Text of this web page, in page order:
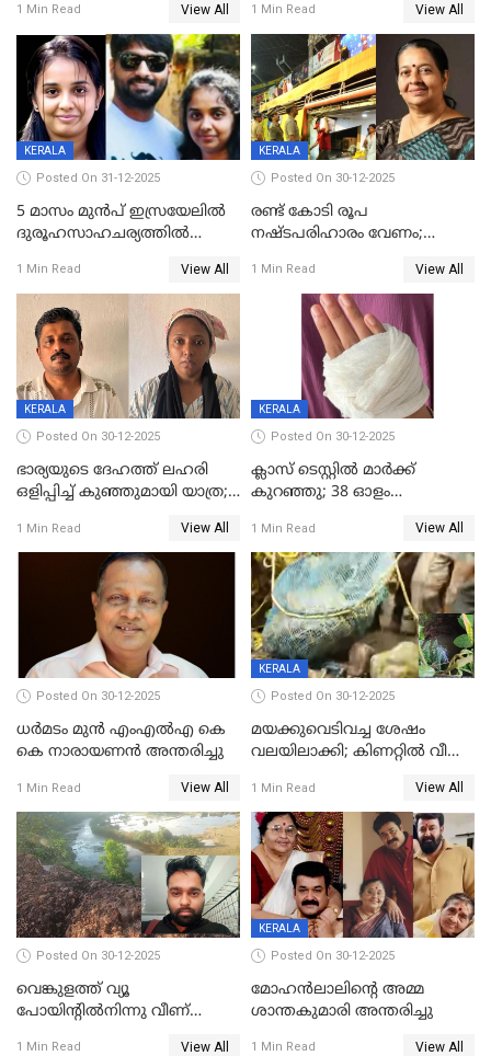
കിടപ്പുമുറിയില്‍ തൂങ്ങി മരിച്ച
നിലയിൽ
1 Min Read View All
ലോറി സ്കൂട്ടറിൽ ഇടിച്ചു :
യുവതിക്ക് ദാരുണാന്ത്യം
1 Min Read View All
KERALA
Posted On 31-12-2025
5 മാസം മുൻപ് ഇസ്രയേലിൽ
ദുരൂഹസാഹചര്യത്തിൽ
മലയാളി യുവാവിന്റെ ഭാര്യയും
മരിച്ചു
1 Min Read View All
KERALA
Posted On 30-12-2025
രണ്ട് കോടി രൂപ
നഷ്ടപരിഹാരം വേണം;
നോട്ടീസയച്ച് ഉമാ തോമസ്
1 Min Read View All
KERALA
Posted On 30-12-2025
ഭാര്യയുടെ ദേഹത്ത് ലഹരി
ഒളിപ്പിച്ച് കുഞ്ഞുമായി യാത്ര;
പിടികൂടി പൊലീസ്
1 Min Read View All
KERALA
Posted On 30-12-2025
ക്ലാസ് ടെസ്റ്റിൽ മാർക്ക്
കുറഞ്ഞു; 38 ഓളം
സെന്ററിലെ അധ്യാപകന്‍
മർദിച്ചതായി പരാതി
1 Min Read View All
Posted On 30-12-2025
ധർമടം മുൻ എംഎല്‍എ കെ
കെ നാരായണന്‍ അന്തരിച്ചു
1 Min Read View All
KERALA
Posted On 30-12-2025
മയക്കുവെടിവച്ച ശേഷം
വലയിലാക്കി; കിണറ്റിൽ വീണ
1 Min Read View All
Posted On 30-12-2025
വെങ്കുളത്ത് വ്യൂ
പോയിന്റിൽനിന്നു വീണ്
1 Min Read View All
KERALA
Posted On 30-12-2025
മോഹന്‍ലാലിന്‍റെ അമ്മ
ശാന്തകുമാരി അന്തരിച്ചു
1 Min Read View All